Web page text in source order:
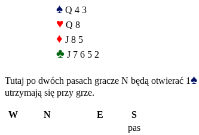
♠ Q 4 3
♥ Q 8
♦ J 8 5
♣ J 7 6 5 2
Tutaj po dwóch pasach gracze N będą otwierać 1♠
utrzymają się przy grze.
W N E
S
pas